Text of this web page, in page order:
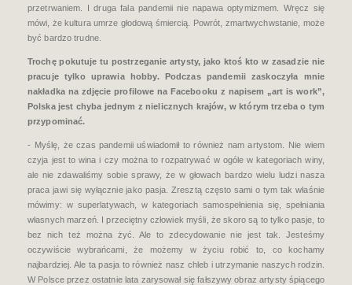
przetrwaniem. I druga fala pandemii nie napawa optymizmem. Wręcz się
mówi, że kultura umrze głodową śmiercią. Powrót, zmartwychwstanie, może
być bardzo trudne.
Trochę pokutuje tu postrzeganie artysty, jako ktoś kto w zasadzie nie
pracuje tylko uprawia hobby. Podczas pandemii zaskoczyła mnie
nakładka na zdjęcie profilowe na Facebooku z napisem „art is work”,
Polska jest chyba jednym z nielicznych krajów, w którym trzeba o tym
przypominać.
- Myślę, że czas pandemii uświadomił to również nam artystom. Nie wiem
czyja jest to wina i czy można to rozpatrywać w ogóle w kategoriach winy,
ale nie zdawaliśmy sobie sprawy, że w głowach bardzo wielu ludzi nasza
praca jawi się wyłącznie jako pasja. Zresztą często sami o tym tak właśnie
mówimy: w superlatywach, w kategoriach samospełnienia się, spełniania
własnych marzeń. I przeciętny człowiek myśli, że skoro są to tylko pasje, to
bez nich też można żyć. Ale to zdecydowanie nie jest tak. Jesteśmy
oczywiście wybrańcami, że możemy w życiu robić to, co kochamy
najbardziej. Ale ta pasja to również nasz chleb i utrzymanie naszych rodzin.
W Polsce przez ostatnie lata zarysował się fałszywy obraz artysty śpiącego